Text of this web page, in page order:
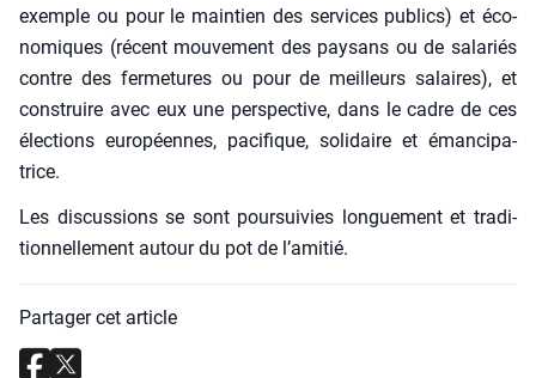
exemple ou pour le main­tien des ser­vices publics) et éco­
no­miques (récent mou­ve­ment des pay­sans ou de sala­riés
contre des fer­me­tures ou pour de meilleurs salaires), et
construire avec eux une pers­pec­tive, dans le cadre de ces
élec­tions euro­péennes, paci­fique, soli­daire et éman­ci­pa­
trice.
Les dis­cus­sions se sont pour­sui­vies lon­gue­ment et tra­di­
tion­nel­le­ment autour du pot de l’amitié.
Partager cet article